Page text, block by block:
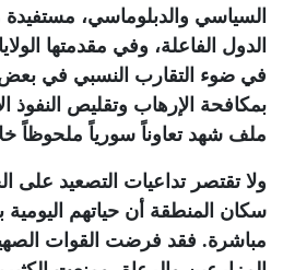
السياسي والدبلوماسي،
الدول الفاعلة، وفي مقدمتها
في ضوء التقارب النسبي في بعض
بمكافحة الإرهاب وتقليص النفوذ
ملف شهد تعاوناً سورياً ملحوظاً
ولا تقتصر تداعيات التصعيد على
سكان المنطقة أن حياتهم اليومية
مباشرة. فقد فرضت القوات